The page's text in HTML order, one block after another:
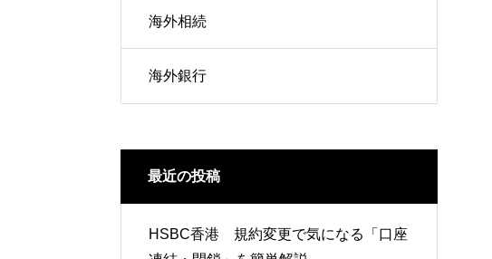
海外相続
海外銀行
最近の投稿
HSBC香港 規約変更で気になる「口座